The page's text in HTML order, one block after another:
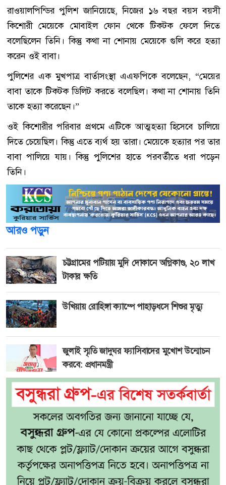
রাওয়ালপিন্ডির পুলিশ জানিয়েছে, নিজের ১৬ বছর বয়স বয়সী
কিশোরী মেয়েকে মোবাইল ফোন থেকে টিকটক ফেলে দিতে
বলেছিলেন তিনি। কিন্তু কথা না শোনায় মেয়েকে গুলি করে হত্যা
করেন ওই বাবা।
পুলিশের এক মুখপাত্র বার্তাসংস্থা এএফপিকে বলেছেন, “মেয়ের
বাবা তাকে টিকটক ডিলিট করতে বলেছিল। কথা না শোনায় তিনি
তাকে হত্যা করেছেন।”
ওই কিশোরীর পরিবার প্রথমে এটিকে আত্মহত্যা হিসেবে চালিয়ে
দিতে চেয়েছিল। কিন্তু এতে ব্যর্থ হয় তারা। মেয়েকে হত্যার পর তার
বাবা পালিয়ে যায়। কিন্তু পুলিশের হাতে পরবর্তীতে ধরা পড়েন
তিনি।
আরও পড়ুন
চট্টগ্রামের পটিয়ায় মুদি দোকানে অগ্নিকাণ্ড, ২০ লাখ
টাকার ক্ষতি
উখিয়ায় রোহিঙ্গা ক্যাম্পে পাহাড়ধসে শিশুর মৃত্যু
জুলাই স্মৃতি জাদুঘর ফ্যাসিবাদের মুখোশ উন্মোচন
করবে: প্রধানমন্ত্রী